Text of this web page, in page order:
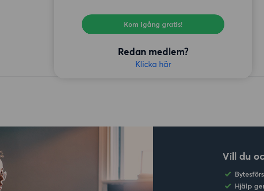
Kom igång gratis!
Redan medlem?
Klicka här
Vill du
Hjälp